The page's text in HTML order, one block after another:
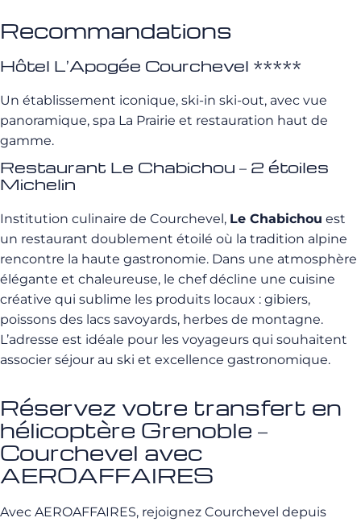
Recommandations
Hôtel L’Apogée Courchevel *****
Un établissement iconique, ski-in ski-out, avec vue
panoramique, spa La Prairie et restauration haut de
gamme.
Restaurant Le Chabichou – 2 étoiles
Michelin
Institution culinaire de Courchevel, Le Chabichou est
un restaurant doublement étoilé où la tradition alpine
rencontre la haute gastronomie. Dans une atmosphère
élégante et chaleureuse, le chef décline une cuisine
créative qui sublime les produits locaux : gibiers,
poissons des lacs savoyards, herbes de montagne.
L’adresse est idéale pour les voyageurs qui souhaitent
associer séjour au ski et excellence gastronomique.
Réservez votre transfert en
hélicoptère Grenoble –
Courchevel avec
AEROAFFAIRES
Avec AEROAFFAIRES, rejoignez Courchevel depuis